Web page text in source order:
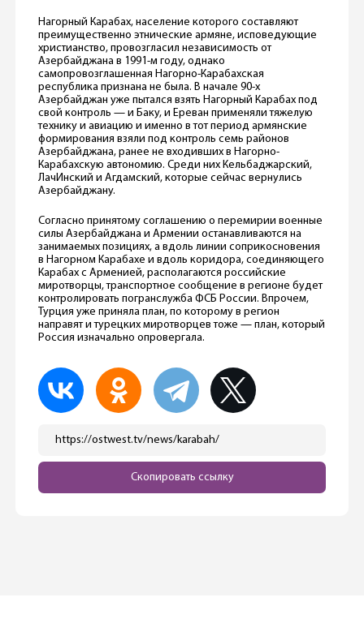
Нагорный Карабах, население которого составляют
преимущественно этнические армяне, исповедующие
христианство, провозгласил независимость от
Азербайджана в 1991-м году, однако
самопровозглашенная Нагорно-Карабахская
республика признана не была. В начале 90-х
Азербайджан уже пытался взять Нагорный Карабах под
свой контроль — и Баку, и Ереван применяли тяжелую
технику и авиацию и именно в тот период армянские
формирования взяли под контроль семь районов
Азербайджана, ранее не входивших в Нагорно-
Карабахскую автономию. Среди них Кельбаджарский,
ЛачИнский и Агдамский, которые сейчас вернулись
Азербайджану.
Согласно принятому соглашению о перемирии военные
силы Азербайджана и Армении останавливаются на
занимаемых позициях, а вдоль линии соприкосновения
в Нагорном Карабахе и вдоль коридора, соединяющего
Карабах с Арменией, располагаются российские
миротворцы, транспортное сообщение в регионе будет
контролировать погранслужба ФСБ России. Впрочем,
Турция уже приняла план, по которому в регион
направят и турецких миротворцев тоже — план, который
Россия изначально опровергала.
https://ostwest.tv/news/karabah/
Скопировать ссылку